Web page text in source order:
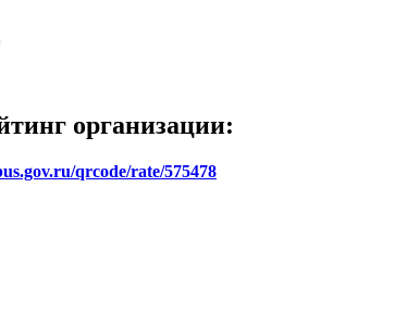
организации:
qrcode/rate/575478